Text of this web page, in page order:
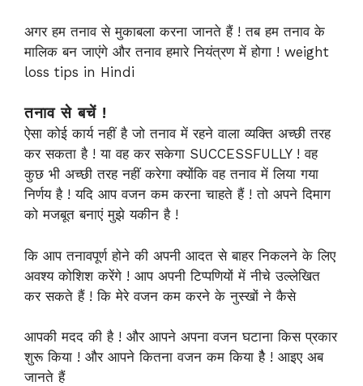
अगर हम तनाव से मुकाबला करना जानते हैं ! तब हम तनाव के
मालिक बन जाएंगे और तनाव हमारे नियंत्रण में होगा ! weight
loss tips in Hindi
तनाव से बचें !
ऐसा कोई कार्य नहीं है जो तनाव में रहने वाला व्यक्ति अच्छी तरह
कर सकता है ! या वह कर सकेगा SUCCESSFULLY ! वह
कुछ भी अच्छी तरह नहीं करेगा क्योंकि वह तनाव में लिया गया
निर्णय है ! यदि आप वजन कम करना चाहते हैं ! तो अपने दिमाग
को मजबूत बनाएं मुझे यकीन है !
कि आप तनावपूर्ण होने की अपनी आदत से बाहर निकलने के लिए
अवश्य कोशिश करेंगे ! आप अपनी टिप्पणियों में नीचे उल्लेखित
कर सकते हैं ! कि मेरे वजन कम करने के नुस्खों ने कैसे
आपकी मदद की है ! और आपने अपना वजन घटाना किस प्रकार
शुरू किया ! और आपने कितना वजन कम किया हैै ! आइए अब
जानते हैं